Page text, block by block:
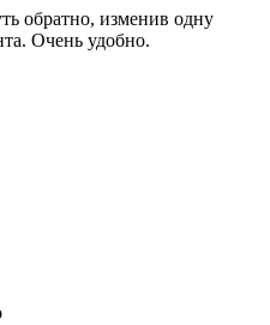
обратно, изменив одну
Очень удобно.